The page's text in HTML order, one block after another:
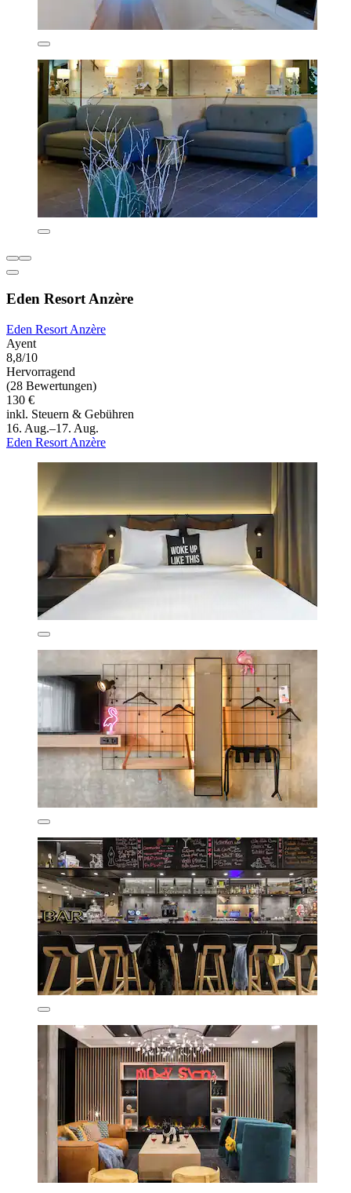
Eden Resort Anzère
Eden Resort Anzère
Ayent
8,8/10
Hervorragend
(28 Bewertungen)
130 €
inkl. Steuern & Gebühren
16. Aug.–17. Aug.
Eden Resort Anzère